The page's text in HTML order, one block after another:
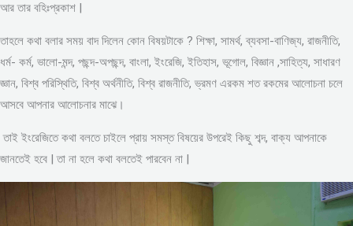
আর তার বহিঃপ্রকাশ |
তাহলে কথা বলার সময় বাদ দিলেন কোন বিষয়টাকে ? শিক্ষা, সামর্থ, ব্যবসা-বাণিজ্য, রাজনীতি,
ধর্ম- কর্ম, ভালো-মন্দ, পছন্দ-অপছন্দ, বাংলা, ইংরেজি, ইতিহাস, ভূগোল, বিজ্ঞান ,সাহিত্য, সাধারণ
জ্ঞান, বিশ্ব পরিস্থিতি, বিশ্ব অর্থনীতি, বিশ্ব রাজনীতি, ভ্রমণ এরকম শত রকমের আলোচনা চলে
আসবে আপনার আলোচনার মাঝে।
তাই ইংরেজিতে কথা বলতে চাইলে প্রায় সমস্ত বিষয়ের উপরেই কিছু শব্দ, বাক্য আপনাকে
জানতেই হবে | তা না হলে কথা বলতেই পারবেন না |